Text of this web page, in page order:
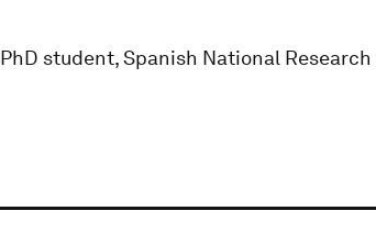
PhD student, Spanish National